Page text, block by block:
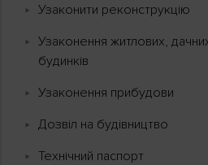
Узаконити реконструкцію
Узаконення житлових,
будинків
Узаконення прибудови
Дозвіл на будівництво
Технічний паспорт